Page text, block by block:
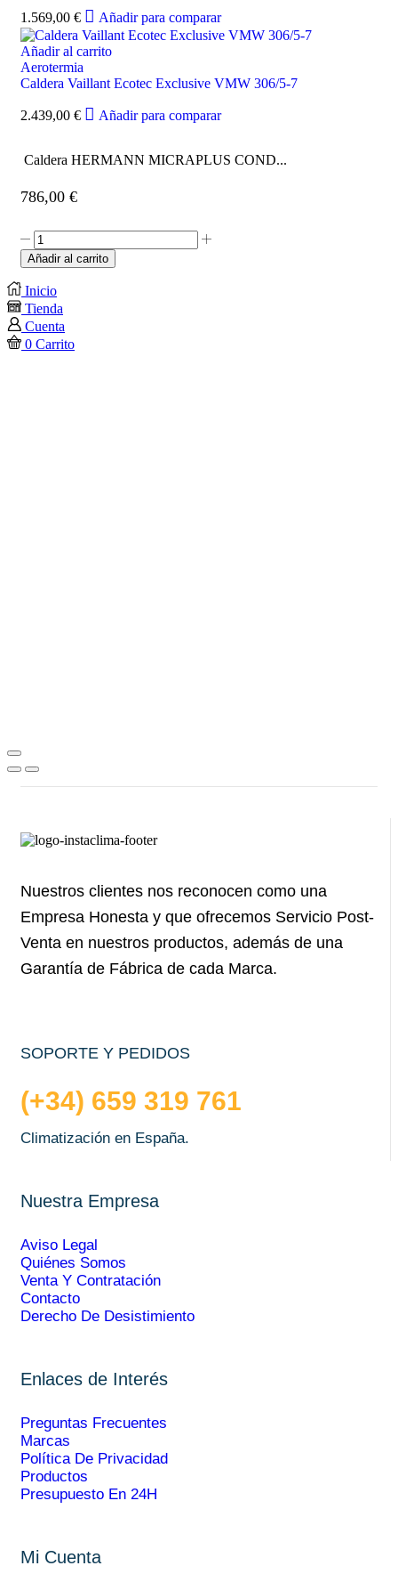
1.569,00 € Añadir para comparar
Añadir al carrito
Aerotermia
Caldera Vaillant Ecotec Exclusive VMW 306/5-7
2.439,00 € Añadir para comparar
Caldera HERMANN MICRAPLUS COND...
786,00 €
Añadir al carrito
Inicio
Tienda
Cuenta
0 Carrito
Nuestros clientes nos reconocen como una
Empresa Honesta y que ofrecemos Servicio Post-
Venta en nuestros productos, además de una
Garantía de Fábrica de cada Marca.
SOPORTE Y PEDIDOS
(+34) 659 319 761
Climatización en España.
Nuestra Empresa
Aviso Legal
Quiénes Somos
Venta Y Contratación
Contacto
Derecho De Desistimiento
Enlaces de Interés
Preguntas Frecuentes
Marcas
Política De Privacidad
Productos
Presupuesto En 24H
Mi Cuenta